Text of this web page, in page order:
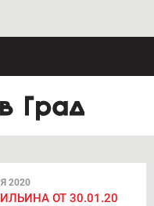
2020
ОТ 30.01.20